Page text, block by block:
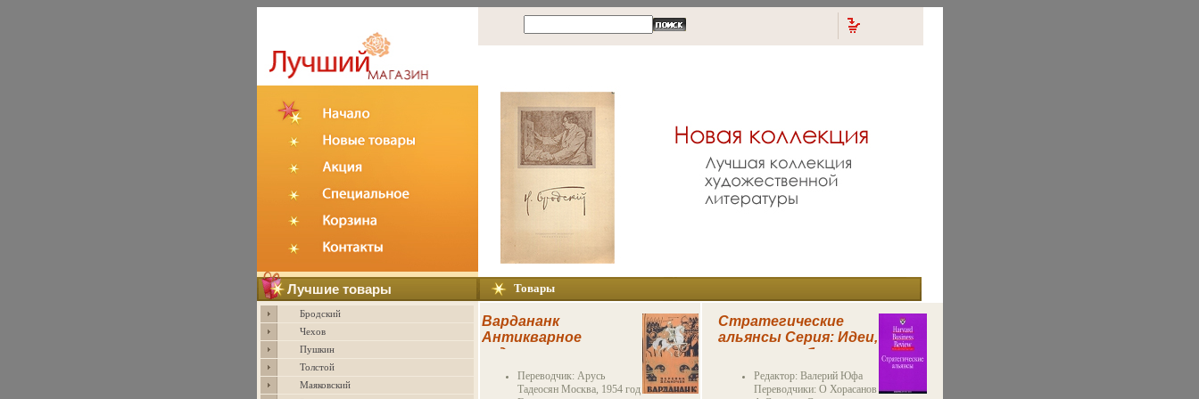
Лучшие товары
Бродский
Чехов
Пушкин
Толстой
Маяковский
Товары
Вардананк
Антикварное
издание
Сохранность:
Хорошая
Переводчик: Арусь
Тадеосян Москва, 1954 год
Стратегические
альянсы Серия: Идеи,
которые работают
инфо 8195k.
Редактор: Валерий Юфа
Переводчики: О Хорасанов